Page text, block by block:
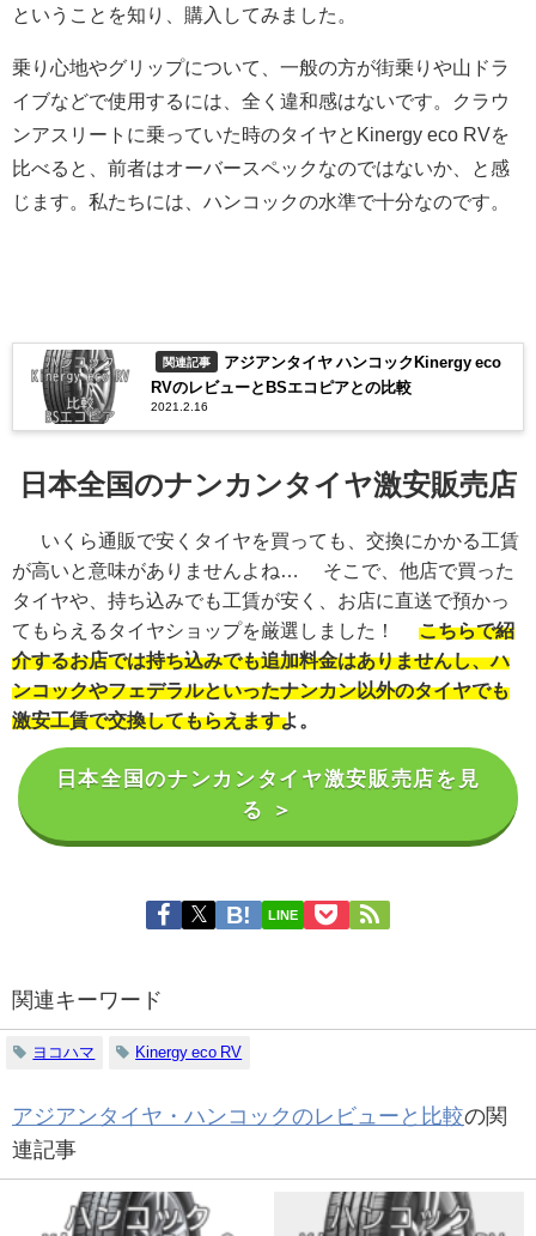
ということを知り、購入してみました。
乗り心地やグリップについて、一般の方が街乗りや山ドラ
イブなどで使用するには、全く違和感はないです。クラウ
ンアスリートに乗っていた時のタイヤとKinergy eco RVを
比べると、前者はオーバースペックなのではないか、と感
じます。私たちには、ハンコックの水準で十分なのです。
関連記事
アジアンタイヤ ハンコックKinergy eco
RVのレビューとBSエコピアとの比較
2021.2.16
日本全国のナンカンタイヤ激安販売店
いくら通販で安くタイヤを買っても、交換にかかる工賃
が高いと意味がありませんよね… そこで、他店で買った
タイヤや、持ち込みでも工賃が安く、お店に直送で預かっ
てもらえるタイヤショップを厳選しました！ こちらで紹
介するお店では持ち込みでも追加料金はありませんし、ハ
ンコックやフェデラルといったナンカン以外のタイヤでも
激安工賃で交換してもらえますよ。
日本全国のナンカンタイヤ激安販売店を見
る ＞
LINE
関連キーワード
ヨコハマ Kinergy eco RV
アジアンタイヤ・ハンコックのレビューと比較の関
連記事